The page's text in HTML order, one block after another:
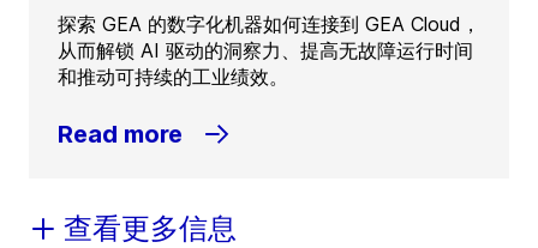
探索 GEA 的数字化机器如何连接到 GEA Cloud，
从而解锁 AI 驱动的洞察力、提高无故障运行时间
和推动可持续的工业绩效。
Read more
查看更多信息